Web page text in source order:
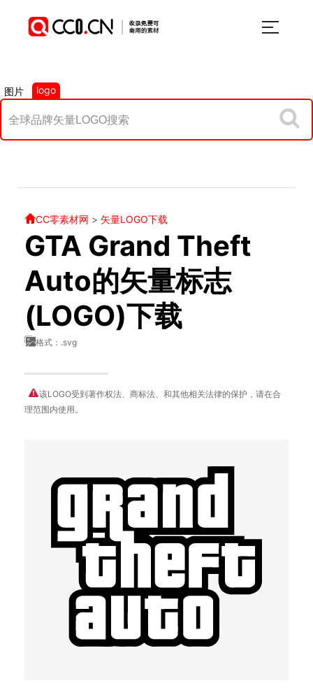
图片 logo
CC零素材网 > 矢量LOGO下载
GTA Grand Theft
Auto的矢量标志
(LOGO)下载
格式：.svg
该LOGO受到著作权法、商标法、和其他相关法律的保护，请在合
理范围内使用。